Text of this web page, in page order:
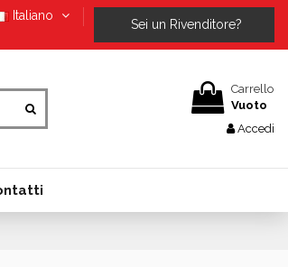
Italiano
Sei un Rivenditore?
Carrello
Vuoto
Accedi